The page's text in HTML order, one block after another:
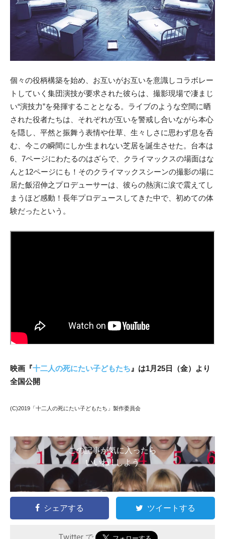
個々の役柄構築を始め、お互いがお互いを意識しコラボレー
トしていく集団演技が要求された彼らは、撮影現場で凄まじ
い“演技力”を発揮することとなる。ライブのような空間に晒
された役者たちは、それぞれが互いを警戒し合いながら本心
を隠し、平然と振舞う表情や仕草、生々しさに思わず息を呑
む、今この瞬間にしか生まれない芝居を誕生させた。台本は
6、7ページにわたるのはざらで、クライマックスの場面はな
んと12ページにも！そのクライマックスシーンの撮影の場に
居た飯沼伸之プロデューサーは、彼らの熱演に涙で震えてし
まうほど感動！長年プロデュースしてきた中で、初めての体
験だったという。
映画『十二人の死にたい子どもたち 』は1月25日（金）より
全国公開
(C)2019「十二人の死にたい子どもたち」製作委員会
この記事が気に入ったら
いいね ! しよう
シェアする ツイートする